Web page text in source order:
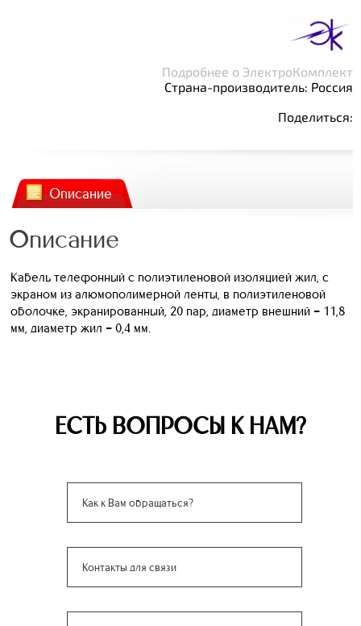
Подробнее о ЭлектроКомплект
Страна-производитель: Россия
Поделиться:
Описание
Описание
Кабель телефонный с полиэтиленовой изоляцией жил, с
экраном из алюмополимерной ленты, в полиэтиленовой
оболочке, экранированный, 20 пар, диаметр внешний = 11,8
мм, диаметр жил = 0,4 мм.
ЕСТЬ ВОПРОСЫ К НАМ?